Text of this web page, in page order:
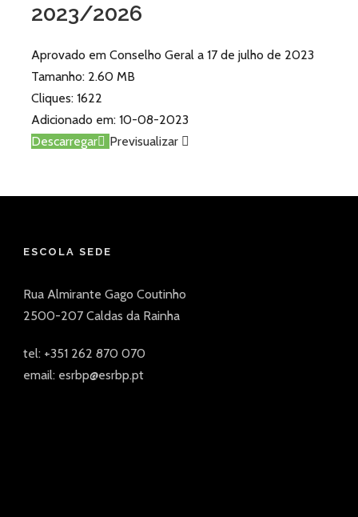
2023/2026
Aprovado em Conselho Geral a 17 de julho de 2023
Tamanho: 2.60 MB
Cliques: 1622
Adicionado em: 10-08-2023
Descarregar
Previsualizar
ESCOLA SEDE
Rua Almirante Gago Coutinho
2500-207 Caldas da Rainha
tel: +351 262 870 070
email: esrbp@esrbp.pt